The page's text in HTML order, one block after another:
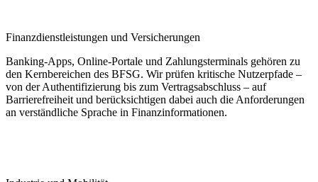
Finanzdienstleistungen und Versicherungen
Banking-Apps, Online-Portale und Zahlungsterminals gehören zu
den Kernbereichen des BFSG. Wir prüfen kritische Nutzerpfade –
von der Authentifizierung bis zum Vertragsabschluss – auf
Barrierefreiheit und berücksichtigen dabei auch die Anforderungen
an verständliche Sprache in Finanzinformationen.